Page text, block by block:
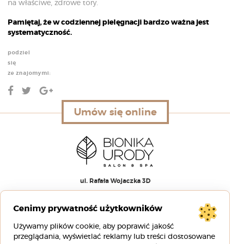
na właściwe, zdrowe tory.
Pamiętaj, że w codziennej pielęgnacji bardzo ważna jest
systematyczność.
podziel
się
ze znajomymi:
Umów się online
Umów się online
ul. Rafała Wojaczka 3D
sb 800– 1600
Cenimy prywatność użytkowników
Używamy plików cookie, aby poprawić jakość
przeglądania, wyświetlać reklamy lub treści dostosowane